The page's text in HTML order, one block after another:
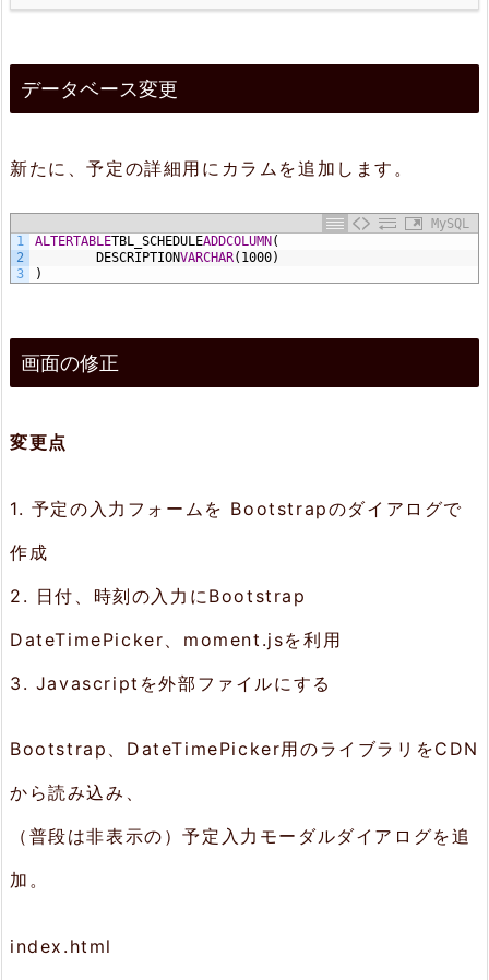
1.
ー
ベ
ス
変
2.
面
修
3.
プ
ロ
ラ
ム
の
3.
データベース変更
新たに、予定の詳細用にカラムを追加します。
MySQL
1
2
3
ALTERTABLETBL_SCHEDULEADDCOLUMN(
DESCRIPTIONVARCHAR(1000)
)
画面の修正
変更点
1. 予定の入力フォームを Bootstrapのダイアログで
作成
2. 日付、時刻の入力にBootstrap
DateTimePicker、moment.jsを利用
3. Javascriptを外部ファイルにする
Bootstrap、DateTimePicker用のライブラリをCDN
から読み込み、
（普段は非表示の）予定入力モーダルダイアログを追
加。
index.html